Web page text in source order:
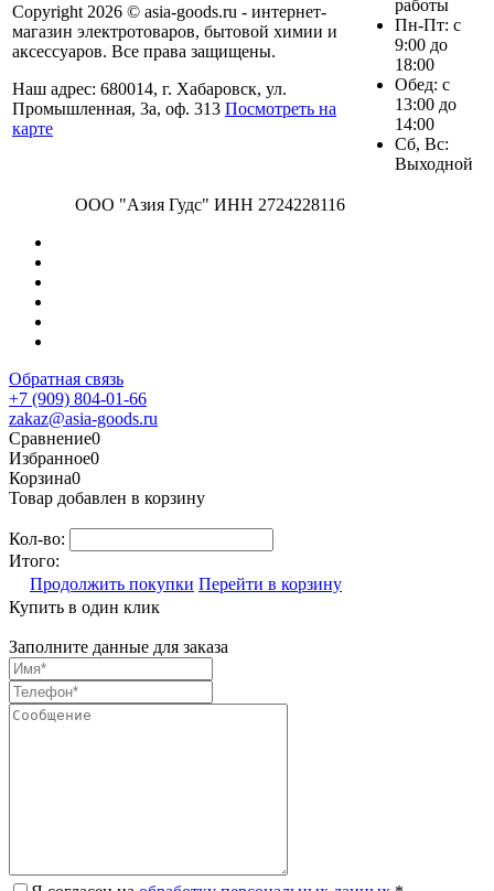
Copyright 2026 © asia-goods.ru - интернет-
магазин электротоваров, бытовой химии и
аксессуаров. Все права защищены.
Наш адрес: 680014, г. Хабаровск, ул.
Промышленная, 3а, оф. 313 Посмотреть на
карте
работы
Пн-Пт: с
9:00 до
18:00
Обед: с
13:00 до
14:00
Сб, Вс:
Выходной
ООО "Азия Гудс" ИНН 2724228116
Обратная связь
+7 (909) 804-01-66
zakaz@asia-goods.ru
Сравнение0
Избранное0
Корзина0
Товар добавлен в корзину
Кол-во:
Итого:
Продолжить покупки Перейти в корзину
Купить в один клик
Заполните данные для заказа